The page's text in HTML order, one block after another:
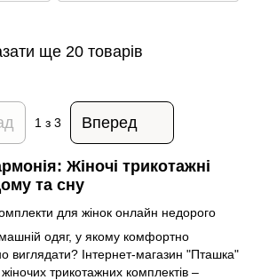
ще 20 товарів
1 з 3 Вперед
Жіночі трикотажні
та сну
одяг, у якому комфортно
виглядати? Інтернет-магазин "Пташка"
трикотажних комплектів –